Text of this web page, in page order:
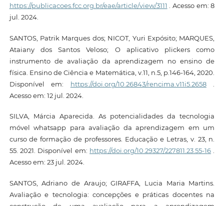
https://publicacoes.fcc.org.br/eae/article/view/3111 . Acesso em: 8
jul. 2024.
SANTOS, Patrik Marques dos; NICOT, Yuri Expósito; MARQUES,
Ataiany dos Santos Veloso; O aplicativo plickers como
instrumento de avaliação da aprendizagem no ensino de
física. Ensino de Ciência e Matemática, v.11, n.5, p.146-164, 2020.
Disponível em: https://doi.org/10.26843/rencima.v11i5.2658.
Acesso em: 12 jul. 2024.
SILVA, Márcia Aparecida. As potencialidades da tecnologia
móvel whatsapp para avaliação da aprendizagem em um
curso de formação de professores. Educação e Letras, v. 23, n.
55. 2021. Disponível em: https://doi.org/10.29327/227811.23.55-16
Acesso em: 23 jul. 2024.
SANTOS, Adriano de Araujo; GIRAFFA, Lucia Maria Martins.
Avaliação e tecnologia: concepções e práticas docentes na